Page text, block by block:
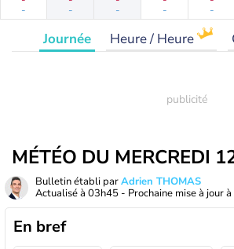
- - - - -
Journée Heure / Heure
MÉTÉO DU MERCREDI
Bulletin établi parAdrien THOMAS
Actualisé à 03h45 - Prochaine mise à jour à
En bref